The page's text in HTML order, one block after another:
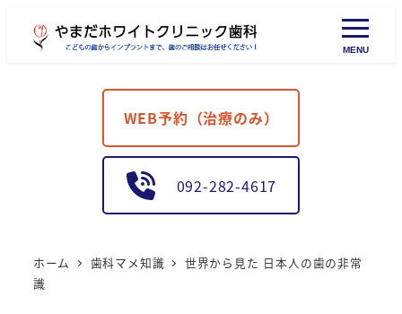
MENU
WEB予約（治療のみ）
092-282-4617
ホーム 歯科マメ知識
世界から見た 日本人の歯の非常
識